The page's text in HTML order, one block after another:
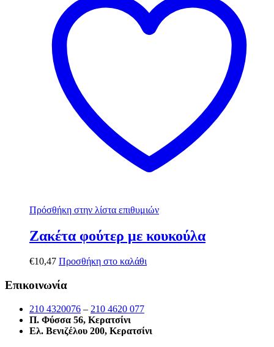
Πρόσθήκη στην λίστα επιθυμιών
Ζακέτα φούτερ με κουκούλα
€10,47 Προσθήκη στο καλάθι
Επικοινωνία
210 4320076 – 210 4620 077
Π. Φύσσα 56, Κερατσίνι
Ελ. Βενιζέλου 200, Κερατσίνι